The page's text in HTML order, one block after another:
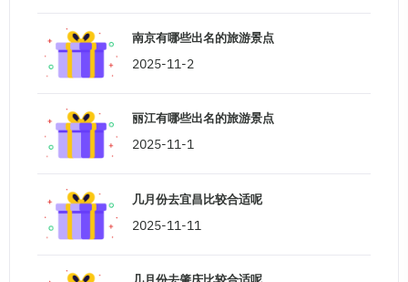
南京有哪些出名的旅游景点
2025-11-2
丽江有哪些出名的旅游景点
2025-11-1
几月份去宜昌比较合适呢
2025-11-11